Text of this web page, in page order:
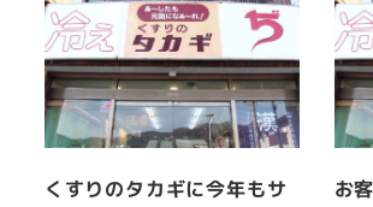
くすりのタカギに今年もサ
お